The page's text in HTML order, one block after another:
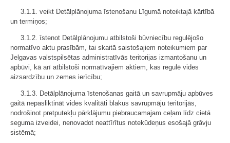
3.1.1. veikt Detālplānojuma īstenošanu Līgumā noteiktajā kārtībā
un termiņos;
3.1.2. īstenot Detālplānojumu atbilstoši būvniecību regulējošo
normatīvo aktu prasībām, tai skaitā saistošajiem noteikumiem par
Jelgavas valstspilsētas administratīvās teritorijas izmantošanu un
apbūvi, kā arī atbilstoši normatīvajiem aktiem, kas regulē vides
aizsardzību un zemes ierīcību;
3.1.3. Detālplānojuma īstenošanas gaitā un savrupmāju apbūves
gaitā nepasliktināt vides kvalitāti blakus savrupmāju teritorijās,
nodrošinot pretputekļu pārklājumu piebraucamajam ceļam līdz cietā
seguma izveidei, nenovadot neattīrītus notekūdeņus esošajā grāvju
sistēmā;